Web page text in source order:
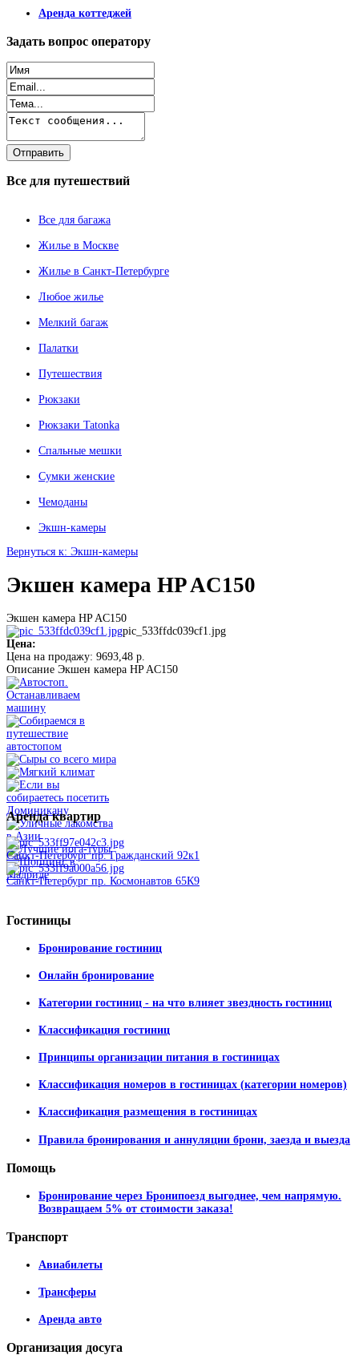
Аренда коттеджей
Задать вопрос оператору
Все для путешествий
Все для багажа
Жилье в Москве
Жилье в Санкт-Петербурге
Любое жилье
Мелкий багаж
Палатки
Путешествия
Рюкзаки
Рюкзаки Tatonka
Спальные мешки
Сумки женские
Чемоданы
Экшн-камеры
Вернуться к: Экшн-камеры
Экшен камера HP AC150
Экшен камера HP AC150
pic_533ffdc039cf1.jpg
Цена:
Цена на продажу: 9693,48 р.
Описание Экшен камера HP AC150
Арендаквартир
Санкт-Петербург пр. Гражданский 92к1
Санкт-Петербург пр. Космонавтов 65К9
Гостиницы
Бронирование гостиниц
Онлайн бронирование
Категории гостиниц - на что влияет звездность гостиниц
Классификация гостиниц
Принципы организации питания в гостиницах
Классификация номеров в гостиницах (категории номеров)
Классификация размещения в гостиницах
Правила бронирования и аннуляции брони, заезда и выезда
Помощь
Бронирование через Бронипоезд выгоднее, чем напрямую.
Возвращаем 5% от стоимости заказа!
Транспорт
Авиабилеты
Трансферы
Аренда авто
Организация досуга